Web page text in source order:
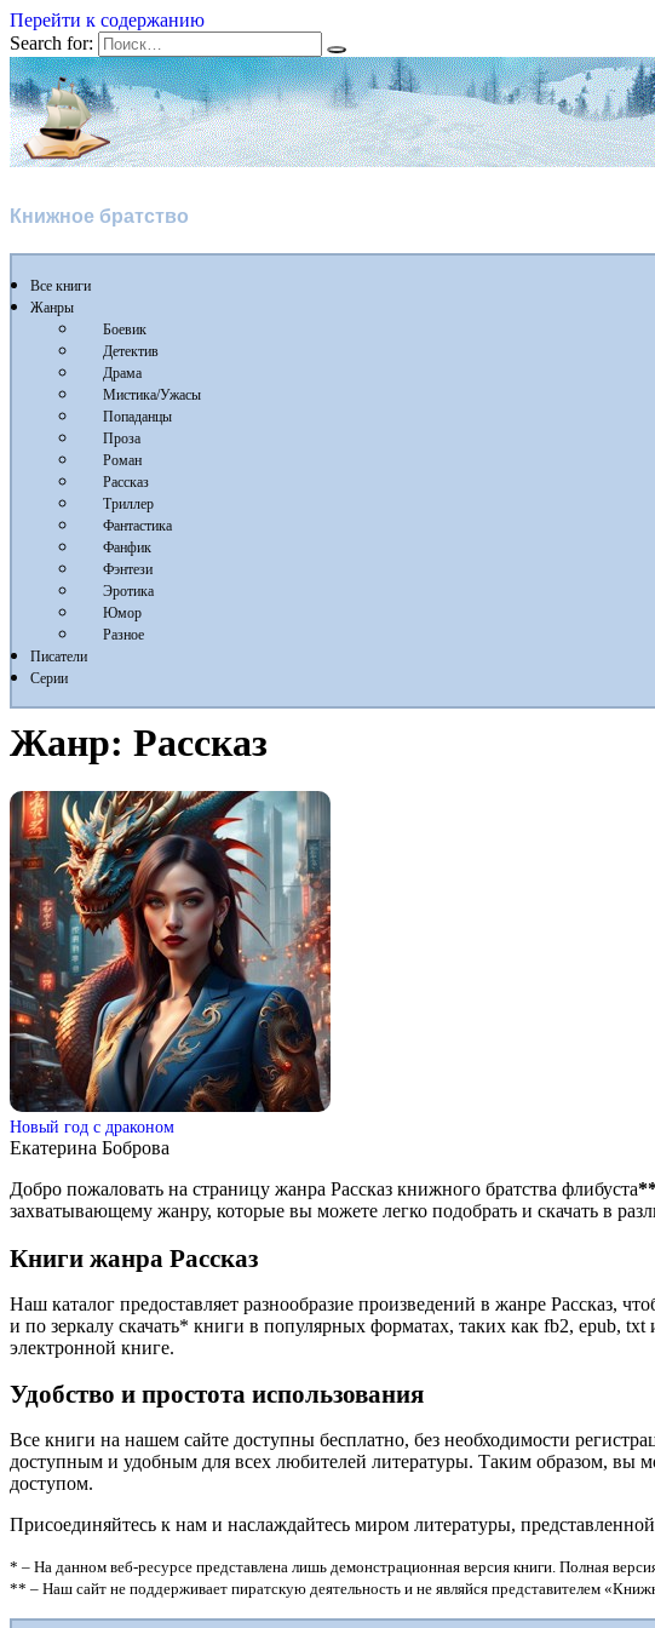
Перейти к содержанию
Search for:
Книжное братство
Все книги
Жанры
Боевик
Детектив
Драма
Мистика/Ужасы
Попаданцы
Проза
Роман
Рассказ
Триллер
Фантастика
Фанфик
Фэнтези
Эротика
Юмор
Разное
Писатели
Серии
Жанр: Рассказ
Новый год с драконом
Екатерина Боброва
Добро пожаловать на страницу жанра Рассказ книжного братства флибуста
захватывающему жанру, которые вы можете легко подобрать и скачать в
Книги жанра Рассказ
Наш каталог предоставляет разнообразие произведений в жанре Рассказ,
и по зеркалу скачать* книги в популярных форматах, таких как fb2, epub,
электронной книге.
Удобство и простота использования
Все книги на нашем сайте доступны бесплатно, без необходимости
доступным и удобным для всех любителей литературы. Таким образом, вы
доступом.
Присоединяйтесь к нам и наслаждайтесь миром литературы,
* – На данном веб-ресурсе представлена лишь демонстрационная версия книги. Полная
** – Наш сайт не поддерживает пиратскую деятельность и не являйся представителем